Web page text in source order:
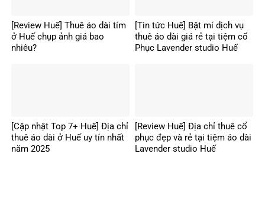
[Review Huế] Thuê áo dài tím
ở Huế chụp ảnh giá bao
nhiêu?
[Tin tức Huế] Bật mí dịch vụ
thuê áo dài giá rẻ tại tiệm cổ
Phục Lavender studio Huế
[Cập nhật Top 7+ Huế] Địa chỉ
thuê áo dài ở Huế uy tín nhất
năm 2025
[Review Huế] Địa chỉ thuê cổ
phục đẹp và rẻ tại tiệm áo dài
Lavender studio Huế